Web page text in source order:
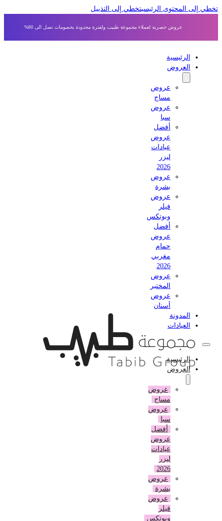
إلى المحتوى الرئيسي تخطي إلى التذييل
عروض حصرية لعملاء مجموعة طبيب ولفترة محدودة بخصومات تصل الى 80%
الرئيسية
العروض
عروض
مساج
عروض
أفضل
عروض
عيادات
عروض
بشرة
عروض
وبوتكس
أفضل
عروض
حمام
مغربي
عروض
المختبر
عروض
أسنان
المدونة
العيادات
الرئيسية
العروض
عروض
مساج
عروض
أفضل
عروض
عيادات
عروض
بشرة
عروض
وبوتكس